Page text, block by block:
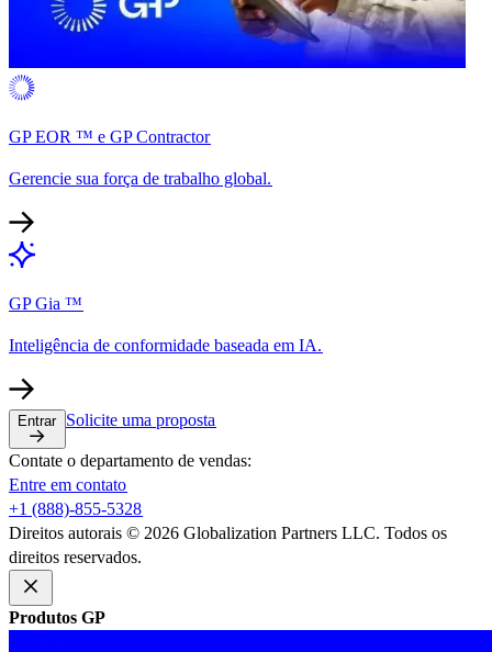
GP EOR ™ e GP Contractor​​
Gerencie sua força de trabalho global.​​
GP Gia ™​​
Inteligência de conformidade baseada em IA.​​
Entrar​​ Solicite uma proposta​​
Contate o departamento de vendas:​​
Entre em contato​​
+1 (888)-855-5328​​
Direitos autorais © 2026 Globalization Partners LLC. Todos os
direitos reservados.​​
Produtos GP​​